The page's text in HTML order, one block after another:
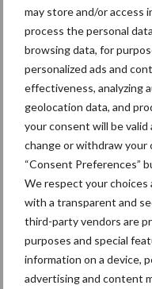
may store and/or access
process the personal
browsing data, for
personalized ads and
effectiveness, analyzing
geolocation data, and
your consent will be valid
change or withdraw your
“Consent Preferences”
We respect your choices
with a transparent and
third-party vendors are
purposes and special
information on a device,
advertising and content
Dennis Minnen laat de